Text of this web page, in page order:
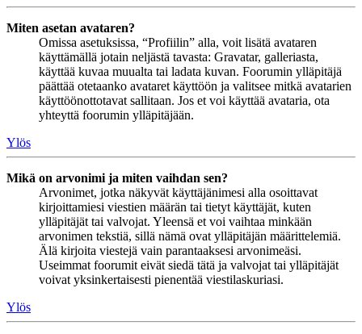
Miten asetan avataren?
Omissa asetuksissa, “Profiilin” alla, voit lisätä avataren
käyttämällä jotain neljästä tavasta: Gravatar, galleriasta,
käyttää kuvaa muualta tai ladata kuvan. Foorumin ylläpitäjä
päättää otetaanko avataret käyttöön ja valitsee mitkä avatarien
käyttöönottotavat sallitaan. Jos et voi käyttää avataria, ota
yhteyttä foorumin ylläpitäjään.
Ylös
Mikä on arvonimi ja miten vaihdan sen?
Arvonimet, jotka näkyvät käyttäjänimesi alla osoittavat
kirjoittamiesi viestien määrän tai tietyt käyttäjät, kuten
ylläpitäjät tai valvojat. Yleensä et voi vaihtaa minkään
arvonimen tekstiä, sillä nämä ovat ylläpitäjän määrittelemiä.
Älä kirjoita viestejä vain parantaaksesi arvonimeäsi.
Useimmat foorumit eivät siedä tätä ja valvojat tai ylläpitäjät
voivat yksinkertaisesti pienentää viestilaskuriasi.
Ylös